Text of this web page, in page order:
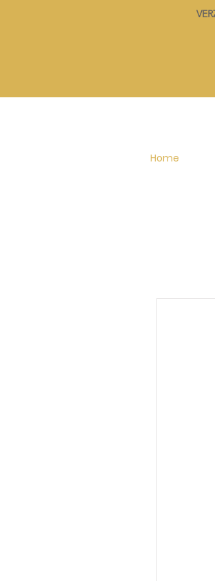
Home